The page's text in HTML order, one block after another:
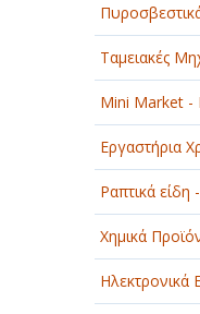
Ταμειακές
Mini Market -
Εργαστήρια
Ραπτικά είδη
Χημικά
Ηλεκτρονικά